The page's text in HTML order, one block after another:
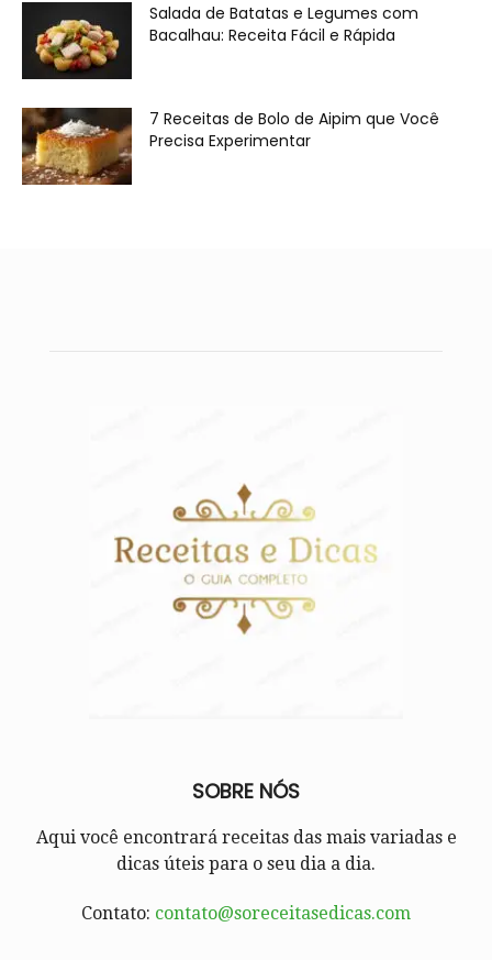
Salada de Batatas e Legumes com
Bacalhau: Receita Fácil e Rápida
7 Receitas de Bolo de Aipim que Você
Precisa Experimentar
SOBRE NÓS
Aqui você encontrará receitas das mais variadas e
dicas úteis para o seu dia a dia.
Contato: contato@soreceitasedicas.com